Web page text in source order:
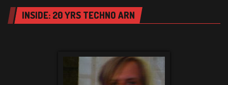
INSIDE: 20 YRS TECHNO ARN